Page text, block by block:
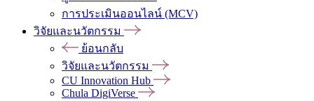
การประเมินออนไลน์ (MCV)
วิจัยและนวัตกรรม
ย้อนกลับ
วิจัยและนวัตกรรม
CU Innovation Hub
Chula DigiVerse